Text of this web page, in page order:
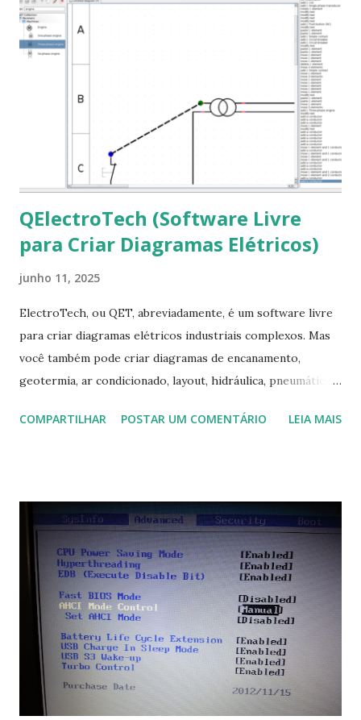
terminal e execute o comando: $ sudo apt-get install ttf-
mscorefonts-installer Leia os termos de uso e avance
clicando em “Ok” Agora aceite os termos de uso clicando
em “Sim” Pronto agora abra o LibreOffice e veja se as
fontes Times New Roman, Arial estão instaladas. Caso
ocorra algum erro ou precisa reinstalar, execute: $ sudo
apt-get install --reinstall ttf-mscorefonts-installer
QElectroTech (Software Livre
para Criar Diagramas Elétricos)
junho 11, 2025
ElectroTech, ou QET, abreviadamente, é um software livre
para criar diagramas elétricos industriais complexos. Mas
você também pode criar diagramas de encanamento,
geotermia, ar condicionado, layout, hidráulica, pneumática,
Na última versão 0.100, a coleção contém mais de 8.000
COMPARTILHAR POSTAR UM COMENTÁRIO LEIA MAIS